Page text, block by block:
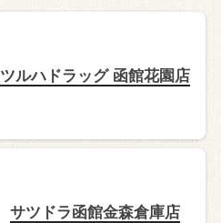
ツルハドラッグ 函館花園店
サツドラ函館金森倉庫店